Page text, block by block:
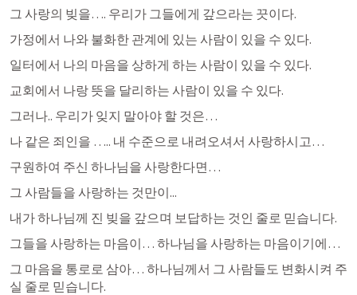
그 사랑의 빚을…. 우리가 그들에게 갚으라는 끗이다.
가정에서 나와 불화한 관계에 있는 사람이 있을 수 있다.
일터에서 나의 마음을 상하게 하는 사람이 있을 수 있다.
교회에서 나랑 뜻을 달리하는 사람이 있을 수 있다.
그러나.. 우리가 잊지 말아야 할 것은…
나 같은 죄인을 ….. 내 수준으로 내려오셔서 사랑하시고…
구원하여 주신 하나님을 사랑한다면…
그 사람들을 사랑하는 것만이...
내가 하나님께 진 빚을 갚으며 보답하는 것인 줄로 믿습니다.
그들을 사랑하는 마음이… 하나님을 사랑하는 마음이기에…
그 마음을 통로로 삼아… 하나님께서 그 사람들도 변화시켜 주
실 줄로 믿습니다.